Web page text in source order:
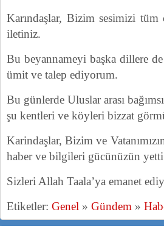
Karındaşlar, Bizim sesimizi
iletiniz.
Bu beyannameyi başka dillere
ümit ve talep ediyorum.
Bu günlerde Uluslar arası
şu kentleri ve köyleri bizzat
Karindaşlar, Bizim ve
haber ve bilgileri gücünüzün
Sizleri Allah Taala’ya emanet
Etiketler: Genel » Gündem »